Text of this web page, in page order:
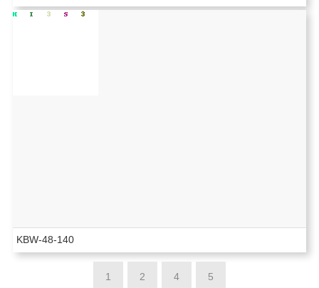
KBW-48-140
1 2 4 5